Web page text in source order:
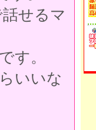
せるマ
す。
いいな